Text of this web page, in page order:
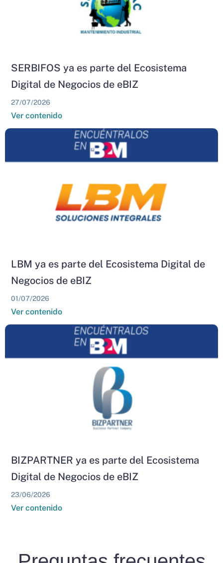
SERBIFOS ya es parte del Ecosistema
Digital de Negocios de eBIZ
27/07/2026
Ver contenido
LBM ya es parte del Ecosistema Digital de
Negocios de eBIZ
01/07/2026
Ver contenido
BIZPARTNER ya es parte del Ecosistema
Digital de Negocios de eBIZ
23/06/2026
Ver contenido